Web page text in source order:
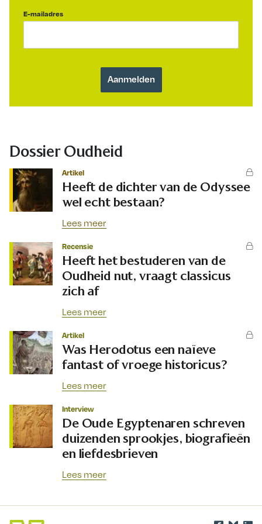
E-mailadres
Dossier Oudheid
Artikel
Heeft de dichter van de Odyssee
wel echt bestaan?
Lees meer
Recensie
Heeft het bestuderen van de
Oudheid nut, vraagt classicus
zich af
Lees meer
Artikel
Was Herodotus een naïeve
fantast of vroege historicus?
Lees meer
Interview
De Oude Egyptenaren schreven
duizenden sprookjes, biografieën
en liefdesbrieven
Lees meer